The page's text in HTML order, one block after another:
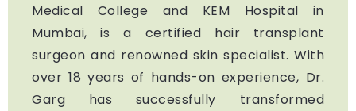
Medical College and KEM Hospital in
Mumbai, is a certified hair transplant
surgeon and renowned skin specialist. With
over 18 years of hands-on experience, Dr.
Garg has successfully transformed